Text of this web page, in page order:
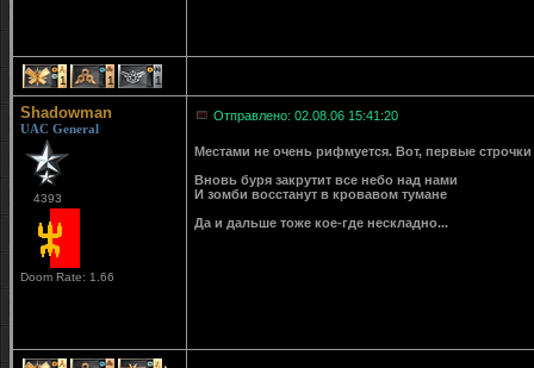
1 1 1
Shadowman
UAC General
4393
Doom Rate: 1.66
Отправлено: 02.08.06 15:41:20
Местами не очень рифмуется. Вот, первые
Вновь буря закрутит все небо над нами
И зомби восстанут в кровавом тумане
Да и дальше тоже кое-где нескладно...